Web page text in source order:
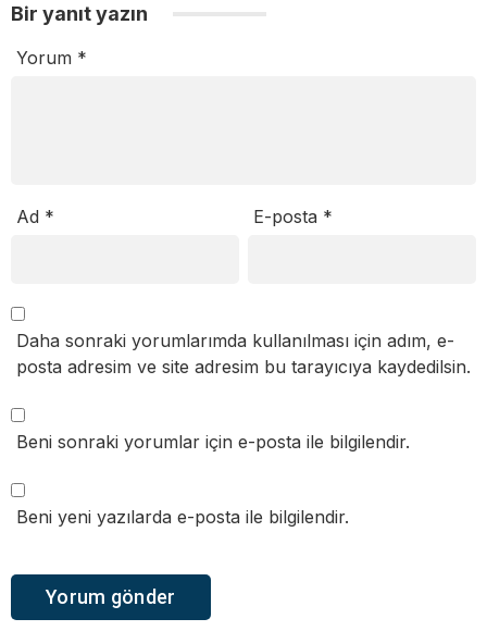
Bir yanıt yazın
Yorum *
Ad * E-posta *
Daha sonraki yorumlarımda kullanılması için adım, e-
posta adresim ve site adresim bu tarayıcıya kaydedilsin.
Beni sonraki yorumlar için e-posta ile bilgilendir.
Beni yeni yazılarda e-posta ile bilgilendir.